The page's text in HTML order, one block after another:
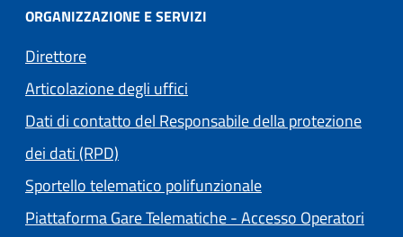
ORGANIZZAZIONE E SERVIZI
Direttore
Articolazione degli uffici
Dati di contatto del Responsabile della protezione
dei dati (RPD)
Sportello telematico polifunzionale
Piattaforma Gare Telematiche - Accesso Operatori